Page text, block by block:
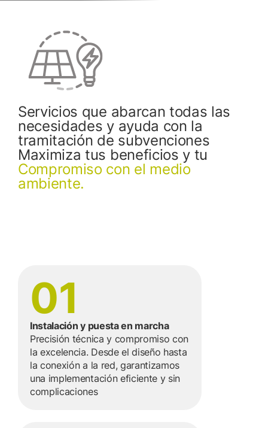
Servicios que abarcan todas las
necesidades y ayuda con la
tramitación de subvenciones
Maximiza tus beneficios y tu
Compromiso con el medio
ambiente.
01
Instalación y puesta en marcha
Precisión técnica y compromiso con
la excelencia. Desde el diseño hasta
la conexión a la red, garantizamos
una implementación eficiente y sin
complicaciones